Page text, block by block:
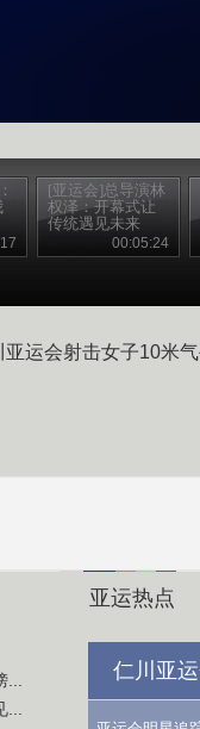
[亚运会]总导演林
权泽：开幕式让
传统遇见未来
00:05:24
运会射击女子10米
亚运热点
仁川亚